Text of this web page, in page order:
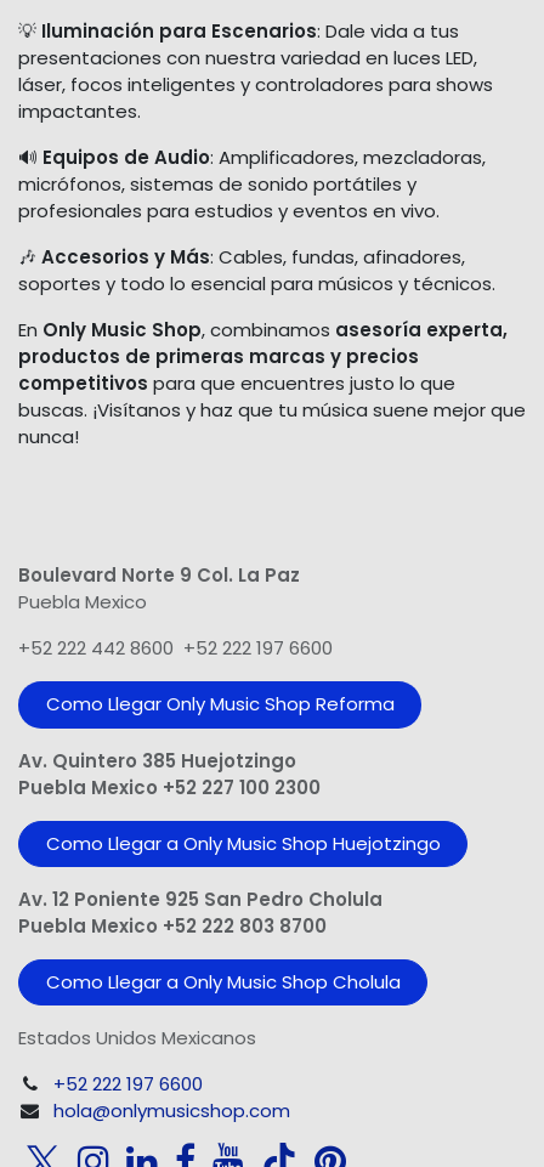
💡 Iluminación para Escenarios: Dale vida a tus
presentaciones con nuestra variedad en luces LED,
láser, focos inteligentes y controladores para shows
impactantes.
🔊 Equipos de Audio: Amplificadores, mezcladoras,
micrófonos, sistemas de sonido portátiles y
profesionales para estudios y eventos en vivo.
🎶 Accesorios y Más: Cables, fundas, afinadores,
soportes y todo lo esencial para músicos y técnicos.
En Only Music Shop, combinamos asesoría experta,
productos de primeras marcas y precios
competitivos para que encuentres justo lo que
buscas. ¡Visítanos y haz que tu música suene mejor que
nunca!
Boulevard Norte 9 Col. La Paz
Puebla Mexico
+52 222 442 8600 +52 222 197 6600
Como Llegar Only Music Shop​ Reforma
Av. Quintero 385 Huejotzingo
Puebla Mexico +52 227 100 2300
Como Llegar a Only Music Shop Huejotzingo
Av. 12 Poniente 925 San Pedro Cholula
Puebla Mexico +52 222 803 8700
Como Llegar a Only Music Shop Cholula
Estados Unidos Mexicanos
+52 222 197 6600
hola@onlymusicshop.com